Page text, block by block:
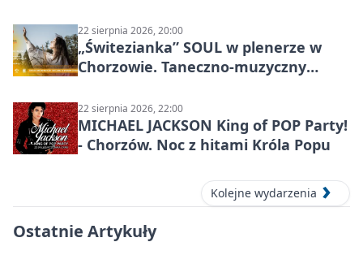
22 sierpnia 2026, 20:00
„Świtezianka” SOUL w plenerze w
Chorzowie. Taneczno-muzyczny
22 sierpnia 2026, 22:00
MICHAEL JACKSON King of POP Party!
- Chorzów. Noc z hitami Króla Popu
Kolejne wydarzenia
Ostatnie Artykuły